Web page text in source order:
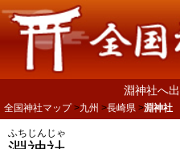
淵神社へ
全国神社マップ 九州 長崎県 淵神社
ふちじんじゃ